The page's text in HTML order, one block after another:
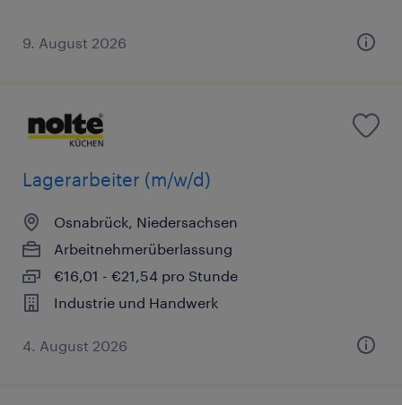
9. August 2026
Lagerarbeiter (m/w/d)
Osnabrück, Niedersachsen
Arbeitnehmerüberlassung
€16,01 - €21,54 pro Stunde
Industrie und Handwerk
4. August 2026